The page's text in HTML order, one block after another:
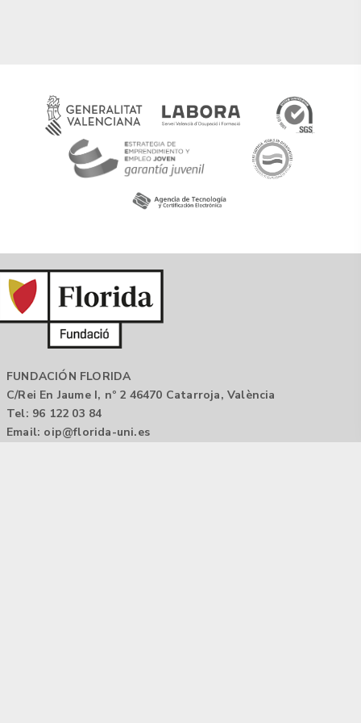
FUNDACIÓN FLORIDA
C/Rei En Jaume I, nº 2 46470 Catarroja, València
Tel: 96 122 03 84
Email: oip@florida-uni.es